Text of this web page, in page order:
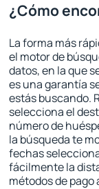
¿Cómo
La forma más
el motor de
datos, en la que
es una garantía
estás buscando.
selecciona el
número de
la búsqueda te
fechas
fácilmente la
métodos de